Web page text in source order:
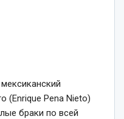
(Enrique Pena Nieto)
браки по всей